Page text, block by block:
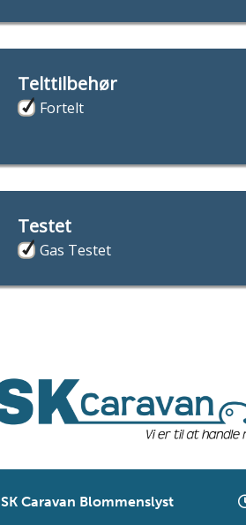
Telttilbehør
Fortelt
Testet
Gas Testet
SK Caravan Blommenslyst